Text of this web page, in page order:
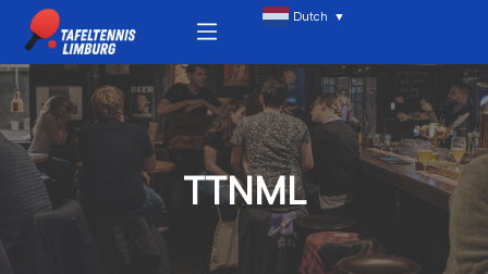
naar
de
inhoud
Menu Dutch ▼
TTNML